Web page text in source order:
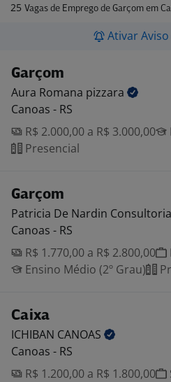
25 Vagas de Emprego de Garçom em
Ativar
Garçom
Aura Romana pizzara
Canoas - RS
R$ 2.000,00 a R$ 3.000,00
Presencial
Garçom
Patricia De Nardin
Canoas - RS
R$ 1.770,00 a R$ 2.800,00
Ensino Médio (2º Grau)
Caixa
ICHIBAN CANOAS
Canoas - RS
R$ 1.200,00 a R$ 1.800,00